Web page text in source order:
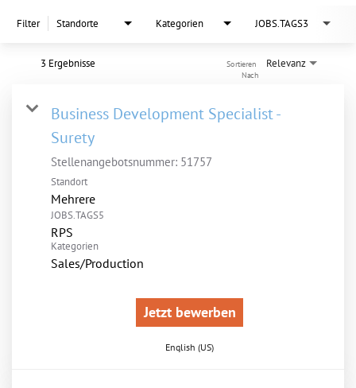
Filter Standorte Kategorien JOBS.TAGS3
3 Ergebnisse Relevanz
Sortieren
Nach
Business Development Specialist -
Surety
Stellenangebotsnummer: 51757
Standort
Mehrere
JOBS.TAGS5
RPS
Kategorien
Sales/Production
Jetzt bewerben
English (US)